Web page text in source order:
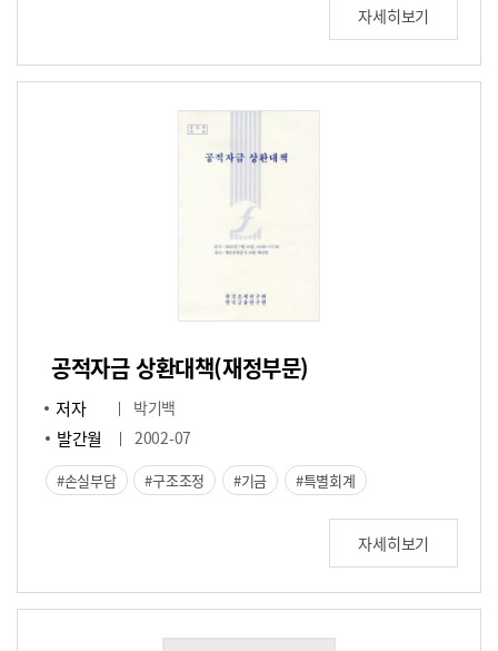
자세히보기
공적자금 상환대책(재정부문)
저자 박기백
발간월 2002-07
손실부담 구조조정 기금 특별회계
자세히보기